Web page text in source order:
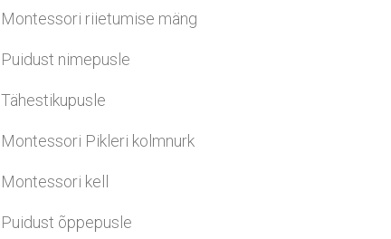
Montessori riietumise mäng
Puidust nimepusle
Tähestikupusle
Montessori Pikleri kolmnurk
Montessori kell
Puidust õppepusle